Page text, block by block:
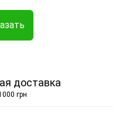
доставка
грн